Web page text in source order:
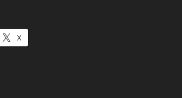
X